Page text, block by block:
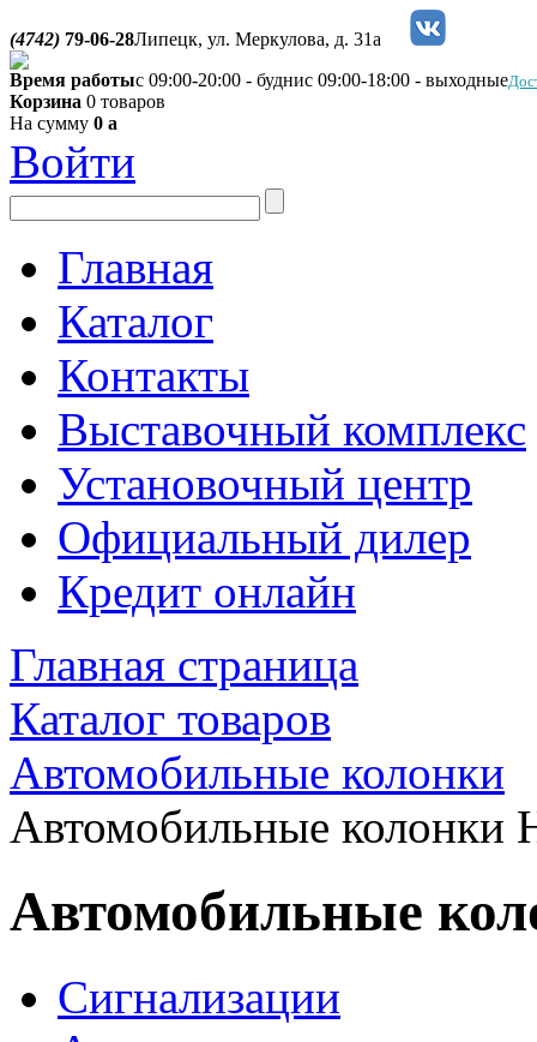
(4742) 79-06-28Липецк, ул. Меркулова, д. 31а
Время работыс 09:00-20:00 - буднис 09:00-18:00 - выходные
Корзина 0 товаров
На сумму 0 a
Войти
Главная
Каталог
Контакты
Выставочный комплекс
Установочный центр
Официальный дилер
Кредит онлайн
Главная страница
Каталог товаров
Автомобильные колонки
Автомобильные колонки
Автомобильные
Сигнализации